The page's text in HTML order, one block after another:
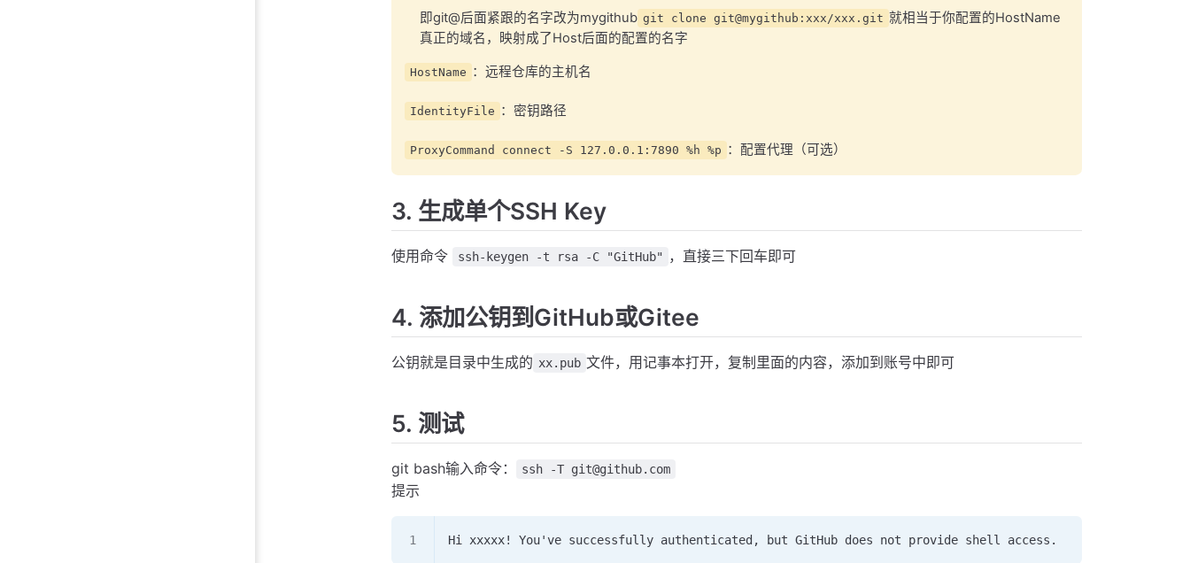
即git@后面紧跟的名字改为mygithub git clone git@mygithub:xxx/xxx.git 就相当于你配置的HostName
真正的域名，映射成了Host后面的配置的名字
HostName ：远程仓库的主机名
IdentityFile ：密钥路径
ProxyCommand connect -S 127.0.0.1:7890 %h %p ：配置代理（可选）
3. 生成单个SSH Key
使用命令 ssh-keygen -t rsa -C "GitHub" ，直接三下回车即可
4. 添加公钥到GitHub或Gitee
公钥就是目录中生成的 xx.pub 文件，用记事本打开，复制里面的内容，添加到账号中即可
5. 测试
git bash输入命令： ssh -T git@github.com
提示
Hi xxxxx! You've successfully authenticated, but GitHub does not provide shell access.